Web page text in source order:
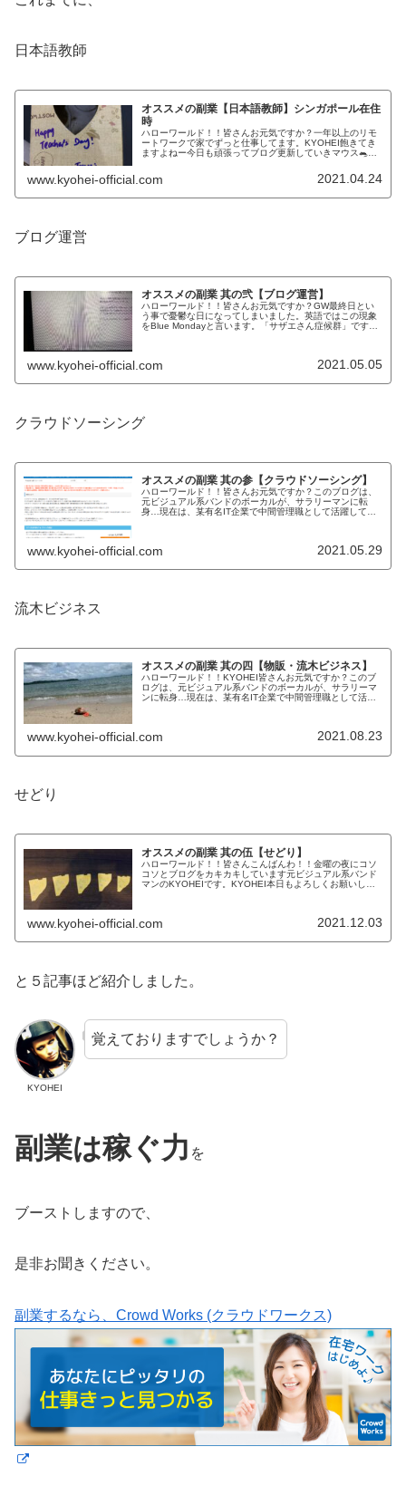
日本語教師
オススメの副業【日本語教師】シンガポール在住
時
ハローワールド！！皆さんお元気ですか？一年以上のリモ
ートワークで家でずっと仕事してます。KYOHEI飽きてき
ますよねー今日も頑張ってブログ更新していきマウス🐀今
www.kyohei-official.com 2021.04.24
ブログ運営
オススメの副業 其の弐【ブログ運営】
ハローワールド！！皆さんお元気ですか？GW最終日とい
う事で憂鬱な日になってしまいました。英語ではこの現象
をBlue Mondayと言います。「サザエさん症候群」です
www.kyohei-official.com 2021.05.05
クラウドソーシング
オススメの副業 其の参【クラウドソーシング】
ハローワールド！！皆さんお元気ですか？このブログは、
元ビジュアル系バンドのボーカルが、サラリーマンに転
身…現在は、某有名IT企業で中間管理職として活躍してい
www.kyohei-official.com 2021.05.29
流木ビジネス
オススメの副業 其の四【物販・流木ビジネス】
ハローワールド！！KYOHEI皆さんお元気ですか？このブ
ログは、元ビジュアル系バンドのボーカルが、サラリーマ
ンに転身…現在は、某有名IT企業で中間管理職として活躍
www.kyohei-official.com 2021.08.23
せどり
オススメの副業 其の伍【せどり】
ハローワールド！！皆さんこんばんわ！！金曜の夜にコソ
コソとブログをカキカキしています元ビジュアル系バンド
マンのKYOHEIです。KYOHEI本日もよろしくお願いしま
www.kyohei-official.com 2021.12.03
と５記事ほど紹介しました。
KYOHEI
覚えておりますでしょうか？
副業は稼ぐ力 を
ブーストしますので、
是非お聞きください。
副業するなら、Crowd Works (クラウドワークス)